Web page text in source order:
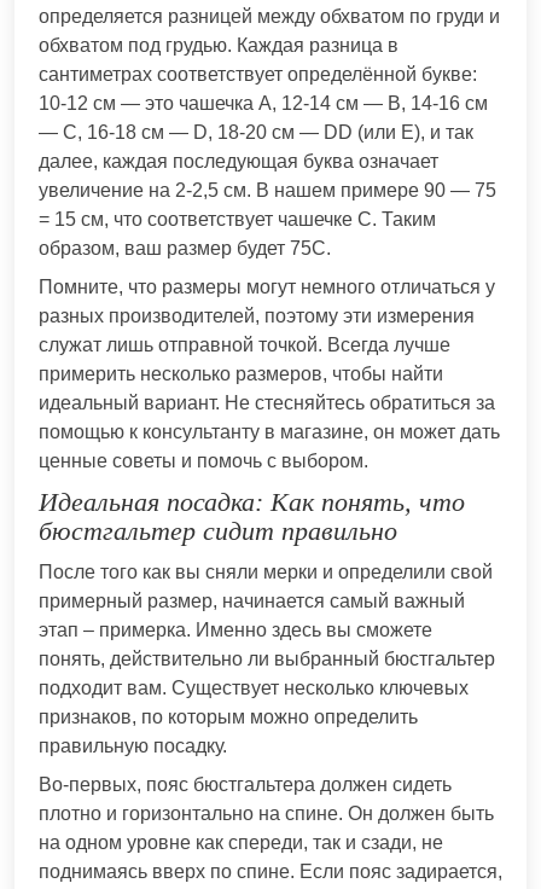
определяется разницей между обхватом по груди и
обхватом под грудью. Каждая разница в
сантиметрах соответствует определённой букве:
10-12 см — это чашечка А, 12-14 см — B, 14-16 см
— C, 16-18 см — D, 18-20 см — DD (или E), и так
далее, каждая последующая буква означает
увеличение на 2-2,5 см. В нашем примере 90 — 75
= 15 см, что соответствует чашечке C. Таким
образом, ваш размер будет 75C.
Помните, что размеры могут немного отличаться у
разных производителей, поэтому эти измерения
служат лишь отправной точкой. Всегда лучше
примерить несколько размеров, чтобы найти
идеальный вариант. Не стесняйтесь обратиться за
помощью к консультанту в магазине, он может дать
ценные советы и помочь с выбором.
Идеальная посадка: Как понять, что
бюстгальтер сидит правильно
После того как вы сняли мерки и определили свой
примерный размер, начинается самый важный
этап – примерка. Именно здесь вы сможете
понять, действительно ли выбранный бюстгальтер
подходит вам. Существует несколько ключевых
признаков, по которым можно определить
правильную посадку.
Во-первых, пояс бюстгальтера должен сидеть
плотно и горизонтально на спине. Он должен быть
на одном уровне как спереди, так и сзади, не
поднимаясь вверх по спине. Если пояс задирается,